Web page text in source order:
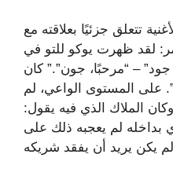
تتعلق جزئيًا بعلاقته مع
لقد ظهرت يوكو للتو في
جود” – “مرحبًا، جون”.” كان
على المستوى الواعي، لم
الملاك الذي فيه يقول:
بداخله لم يعجبه ذلك على